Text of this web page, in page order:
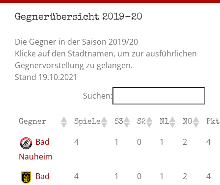
Gegnerübersicht 2019-20
Die Gegner in der Saison 2019/20
Klicke auf den Stadtnamen, um zur ausführlichen
Gegnervorstellung zu gelangen.
Stand 19.10.2021
Suchen:
Gegner Spiele S3 S2 N1 N0 Pkt
Bad
Nauheim
4 1 0 1 2 4
Bad
4 1 0 1 2 4